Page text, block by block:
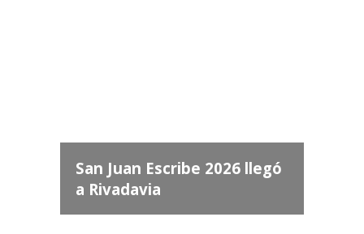
San Juan Escribe 2026 llegó
a Rivadavia